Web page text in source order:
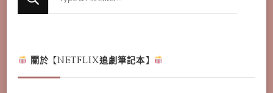
關於【NETFLIX追劇筆記本】